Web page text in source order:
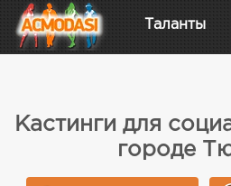
Таланты
Кастинги для
городе